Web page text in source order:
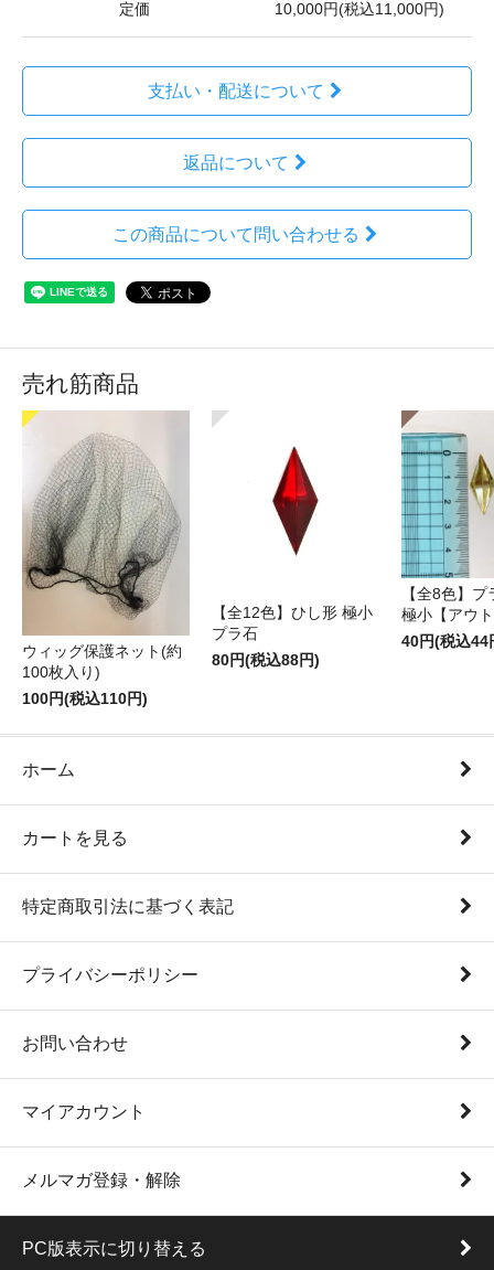
定価 10,000円(税込11,000円)
支払い・配送について
返品について
この商品について問い合わせる
売れ筋商品
ウィッグ保護ネット(約
100枚入り)
100円(税込110円)
【全12色】ひし形 極小
プラ石
80円(税込88円)
【全8色】
極小【アウ
40円(税込44
ホーム
カートを見る
特定商取引法に基づく表記
プライバシーポリシー
お問い合わせ
マイアカウント
メルマガ登録・解除
PC版表示に切り替える